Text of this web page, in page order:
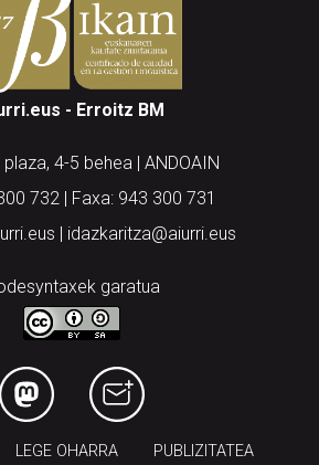
- Erroitz BM
4-5 behea | ANDOAIN
732 | Faxa: 943 300 731
| idazkaritza@aiurri.eus
garatua
LEGE OHARRA PUBLIZITATEA